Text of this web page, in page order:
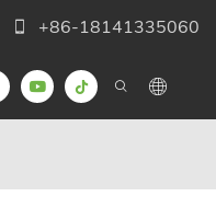
+86-18141335060